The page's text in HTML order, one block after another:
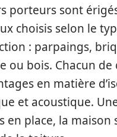
porteurs sont
choisis selon le
: parpaings,
ou bois. Chacun de
en matière
et acoustique.
en place, la maison